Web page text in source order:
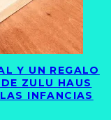
Y UN REGALO
ZULU HAUS
INFANCIAS